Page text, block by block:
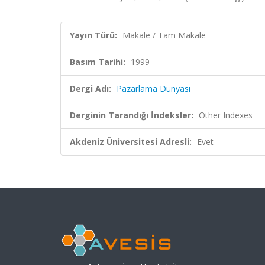
Yayın Türü: Makale / Tam Makale
Basım Tarihi: 1999
Dergi Adı: Pazarlama Dünyası
Derginin Tarandığı İndeksler: Other Indexes
Akdeniz Üniversitesi Adresli: Evet